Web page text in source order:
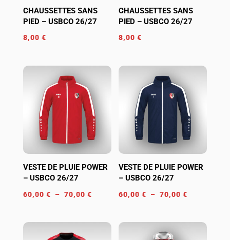
CHAUSSETTES SANS
PIED – USBCO 26/27
8,00 €
CHAUSSETTES SANS
PIED – USBCO 26/27
8,00€
VESTE DE PLUIE POWER
– USBCO 26/27
60,00 € – 70,00 €Plage
prix :
VESTE DE PLUIE POWER
– USBCO 26/27
60,00€ – 70,00€
prix :